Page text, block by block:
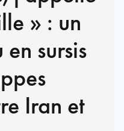
» : un
sursis
Iran et